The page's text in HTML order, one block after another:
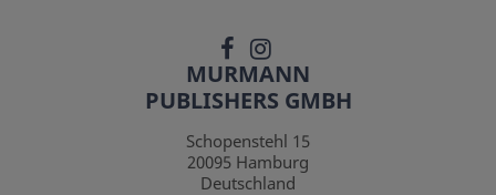
MURMANN
PUBLISHERS GMBH
Schopenstehl 15
20095 Hamburg
Deutschland